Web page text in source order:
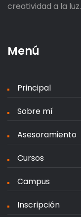
creatividad a la luz.
Menú
Principal
Sobre mí
Asesoramiento
Cursos
Campus
Inscripción